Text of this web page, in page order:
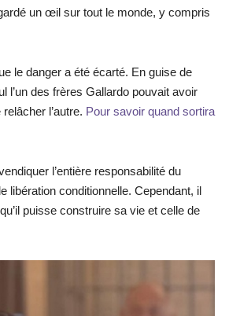
un œil sur tout le monde, y compris
le danger a été écarté. En guise de
l’un des frères Gallardo pouvait avoir
l’autre. Pour savoir quand sortira
l’entière responsabilité du
libération conditionnelle. Cependant, il
puisse construire sa vie et celle de